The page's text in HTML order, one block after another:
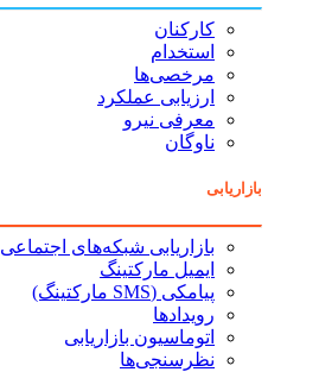
کارکنان
استخدام
مرخصی‌ها
ارزیابی عملکرد
معرفی نیرو
ناوگان
بازاریابی
بازاریابی شبکه‌های اجتماعی
ایمیل مارکتینگ
پیامکی (SMS مارکتینگ)
رویدادها
اتوماسیون بازاریابی
نظرسنجی‌ها